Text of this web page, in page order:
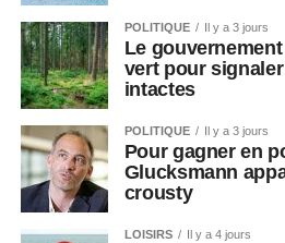
POLITIQUE Il y a 3 jours
Le
vert pour
intactes
POLITIQUE Il y a 3 jours
Pour gagner en
Glucksmann
crousty
LOISIRS Il y a 4 jours